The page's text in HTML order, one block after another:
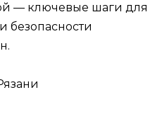
— ключевые шаги для
безопасности